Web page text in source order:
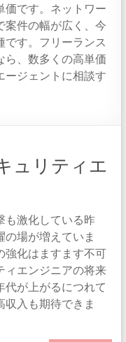
価です。ネットワー
案件の幅が広く、今
す。フリーランス
ら、数多くの高単価
ージェントに相談す
ュリティエ
も激化している昨
場が増えていま
強化はますます不可
ィエンジニアの将来
代が上がるにつれて
入も期待できま